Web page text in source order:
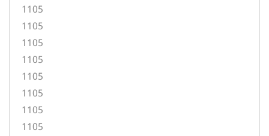
1105
1105
1105
1105
1105
1105
1105
1105